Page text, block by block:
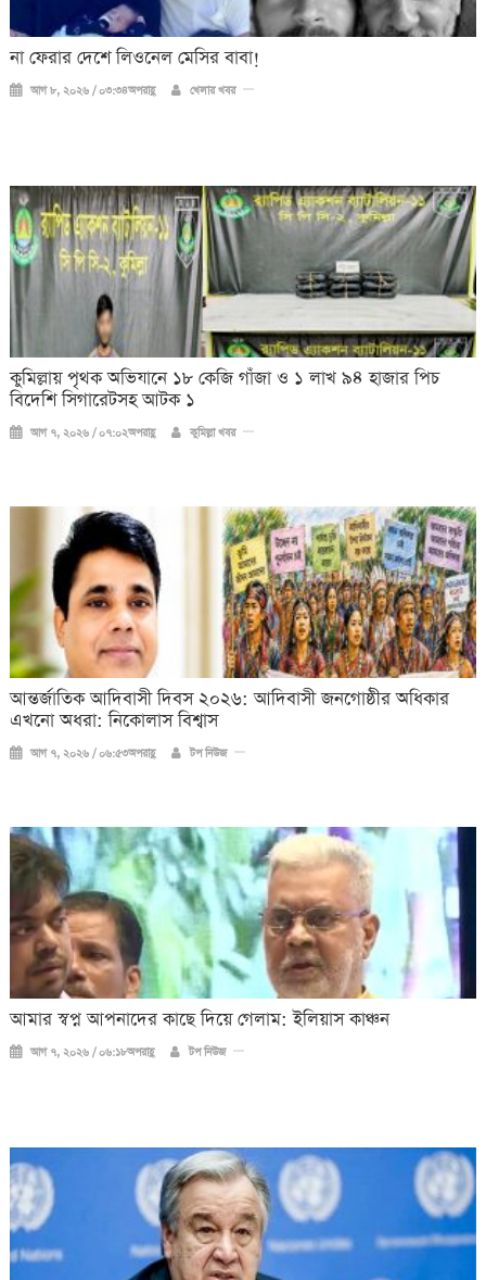
না ফেরার দেশে লিওনেল মেসির বাবা!
আগ ৮, ২০২৬ / ০৩:৩৪অপরাহ্ণ খেলার খবর
কুমিল্লায় পৃথক অভিযানে ১৮ কেজি গাঁজা ও ১ লাখ ৯৪ হাজার পিচ
বিদেশি সিগারেটসহ আটক ১
আগ ৭, ২০২৬ / ০৭:০২অপরাহ্ণ কুমিল্লা খবর
আন্তর্জাতিক আদিবাসী দিবস ২০২৬: আদিবাসী জনগোষ্ঠীর অধিকার
এখনো অধরা: নিকোলাস বিশ্বাস
আগ ৭, ২০২৬ / ০৬:৫৩অপরাহ্ণ টপ নিউজ
আমার স্বপ্ন আপনাদের কাছে দিয়ে গেলাম: ইলিয়াস কাঞ্চন
আগ ৭, ২০২৬ / ০৬:১৮অপরাহ্ণ টপ নিউজ